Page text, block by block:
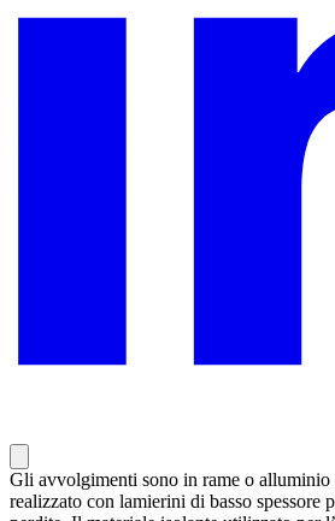
Gli avvolgimenti sono in rame o alluminio
realizzato con lamierini di basso spessore